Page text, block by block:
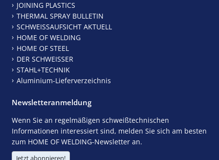
JOINING PLASTICS
THERMAL SPRAY BULLETIN
SCHWEISSAUFSICHT AKTUELL
HOME OF WELDING
HOME OF STEEL
DER SCHWEISSER
STAHL+TECHNIK
Aluminium-Lieferverzeichnis
Newsletteranmeldung
Wenn Sie an regelmäßigen schweißtechnischen
Informationen interessiert sind, melden Sie sich am besten
zum HOME OF WELDING-Newsletter an.
Jetzt abonnieren!